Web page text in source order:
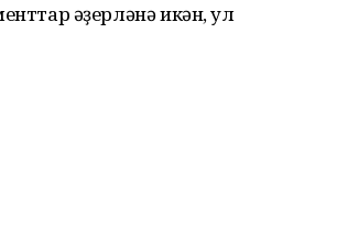
әҙерләнә икән, ул